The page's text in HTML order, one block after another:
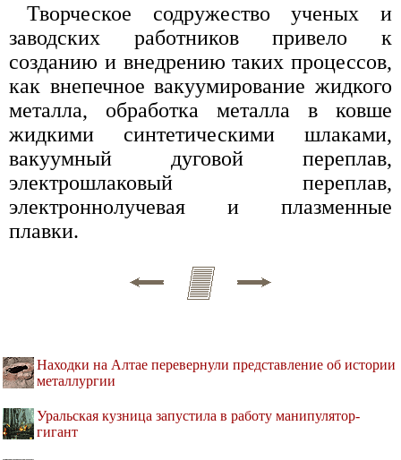
Творческое содружество ученых и
заводских работников привело к
созданию и внедрению таких процессов,
как внепечное вакуумирование жидкого
металла, обработка металла в ковше
жидкими синтетическими шлаками,
вакуумный дуговой переплав,
электрошлаковый переплав,
электроннолучевая и плазменные
плавки.
Находки на Алтае перевернули представление об истории
металлургии
Уральская кузница запустила в работу манипулятор-
гигант